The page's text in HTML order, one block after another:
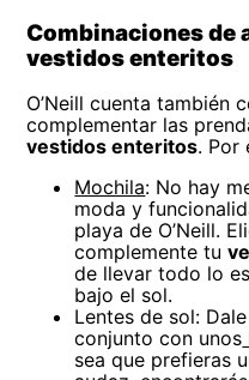
Combinaciones de
vestidos enteritos
O’Neill cuenta también
complementar las
vestidos enteritos. Por
Mochila: No hay
moda y
playa de O’Neill.
complemente tu
de llevar todo lo
bajo el sol.
Lentes de sol:
conjunto con unos
sea que prefieras